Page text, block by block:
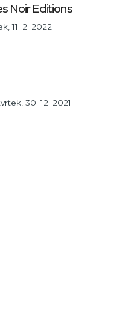
Noir Editions
11. 2. 2022
30. 12. 2021